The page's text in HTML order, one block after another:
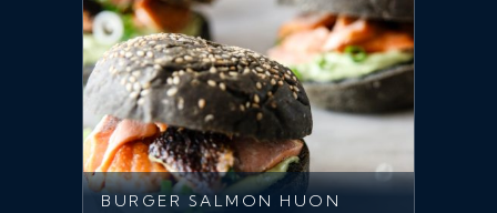
BURGER SALMON HUON